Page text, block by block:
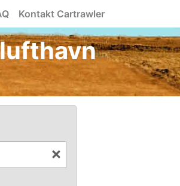
Kontakt Cartrawler